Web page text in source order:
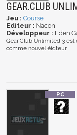
GEAR.CLUB
Jeu : Course
Editeur : Nacon
Développeur : Eden
Gear.Club Unlimited 3 est
comme nouvel éidteur.